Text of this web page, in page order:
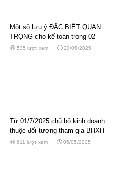
Một số lưu ý ĐẶC BIỆT QUAN
TRỌNG cho kế toán trong 02
tháng sắp tới
535 lượt xem 20/05/2025
Từ 01/7/2025 chủ hộ kinh doanh
thuộc đối tượng tham gia BHXH
bắt buộc
611 lượt xem 05/05/2025